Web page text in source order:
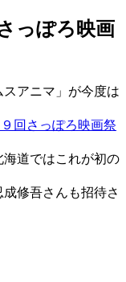
っぽろ映画
アニマ」が今度は
回さっぽろ映画祭
道ではこれが初の
修吾さんも招待さ